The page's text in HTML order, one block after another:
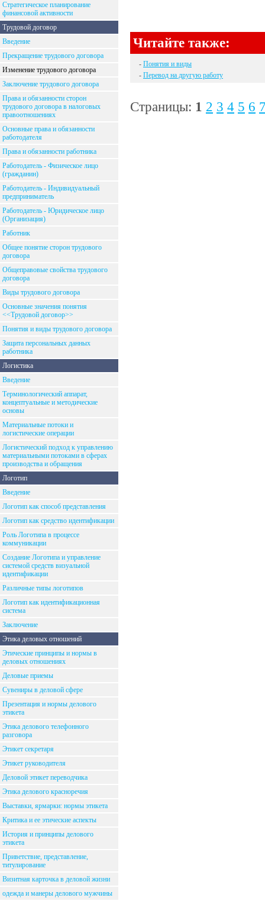
Стратегическое планирование
финансовой активности
Трудовой договор
Введение
Прекращение трудового договора
Изменение трудового договора
Заключение трудового договора
Права и обязанности сторон
трудового договора в налоговых
правоотношениях
Основные права и обязанности
работодателя
Права и обязанности работника
Работодатель - Физическое лицо
(гражданин)
Работодатель - Индивидуальный
предприниматель
Работодатель - Юридическое лицо
(Организация)
Работник
Общее понятие сторон трудового
договора
Общеправовые свойства трудового
договора
Виды трудового договора
Основные значения понятия
<<Трудовой договор>>
Понятия и виды трудового договора
Защита персональных данных
работника
Логистика
Введение
Терминологический аппарат,
концептуальные и методические
основы
Материальные потоки и
логистические операции
Логистический подход к управлению
материальными потоками в сферах
производства и обращения
Логотип
Введение
Логотип как способ представления
Логотип как средство идентификации
Роль Логотипа в процессе
коммуникации
Создание Логотипа и управление
системой средств визуальной
идентификации
Различные типы логотипов
Логотип как идентификационная
система
Заключение
Этика деловых отношений
Этические принципы и нормы в
деловых отношениях
Деловые приемы
Сувениры в деловой сфере
Презентация и нормы делового
этикета
Этика делового телефонного
разговора
Этикет секретаря
Этикет руководителя
Деловой этикет переводчика
Этика делового красноречия
Выставки, ярмарки: нормы этикета
Критика и ее этические аспекты
История и принципы делового
этикета
Приветствие, представление,
титулирование
Визитная карточка в деловой жизни
одежда и манеры делового мужчины
Читайте также:
- Понятия и виды
- Перевод на другую работу
Страницы: 1 2 3 4 5 6